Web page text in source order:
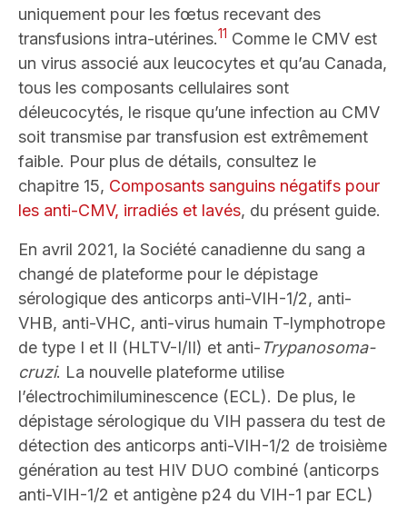
uniquement pour les fœtus recevant des
transfusions intra-utérines.11 Comme le CMV est
un virus associé aux leucocytes et qu’au Canada,
tous les composants cellulaires sont
déleucocytés, le risque qu’une infection au CMV
soit transmise par transfusion est extrêmement
faible. Pour plus de détails, consultez le
chapitre 15, Composants sanguins négatifs pour
les anti-CMV, irradiés et lavés, du présent guide.
En avril 2021, la Société canadienne du sang a
changé de plateforme pour le dépistage
sérologique des anticorps anti-VIH-1/2, anti-
VHB, anti-VHC, anti-virus humain T-lymphotrope
de type I et II (HLTV-I/II) et anti- Trypanosoma-
cruzi. La nouvelle plateforme utilise
l’électrochimiluminescence (ECL). De plus, le
dépistage sérologique du VIH passera du test de
détection des anticorps anti-VIH-1/2 de troisième
génération au test HIV DUO combiné (anticorps
anti-VIH-1/2 et antigène p24 du VIH-1 par ECL)